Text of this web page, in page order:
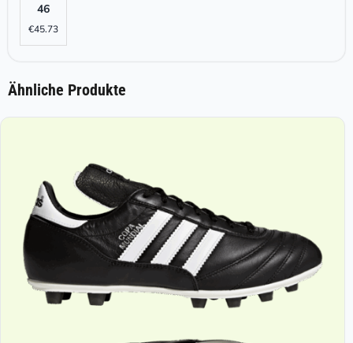
46
€45.73
Ähnliche Produkte